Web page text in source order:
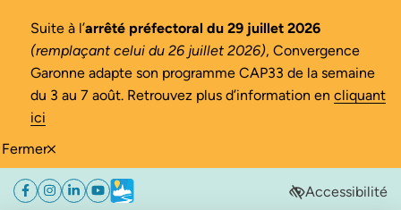
Fermer
Suite à l’arrêté préfectoral du 29 juillet 2026
(remplaçant celui du 26 juillet 2026), Convergence
Garonne adapte son programme CAP33 de la semaine
du 3 au 7 août. Retrouvez plus d’information en cliquant
ici
Aller
Aller
au
Aller
au
Facebook
(ouverture dans un nouvel onglet)
Instagram
(ouverture dans un nouvel onglet)
Linkedin
(ouverture dans un nouvel onglet)
YouTube
(ouverture dans un nouvel onglet)
Météo
(ouverture dans un nouvel onglet)Accessibilité